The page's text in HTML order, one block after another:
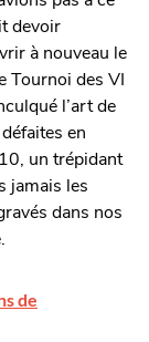
devoir
à nouveau le
Tournoi des VI
l’art de
en
un trépidant
jamais les
dans nos
de